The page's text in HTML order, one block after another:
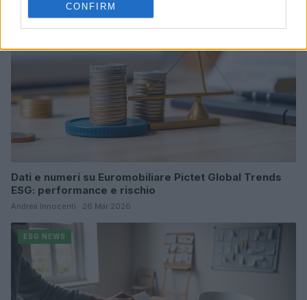
CONFIRM
Dati e numeri su Euromobiliare Pictet Global Trends
ESG: performance e rischio
Andrea Innocenti · 26 Mar 2026
ESG NEWS